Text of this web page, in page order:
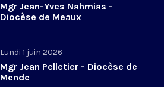
Mgr Jean-Yves Nahmias -
Diocèse de Meaux
Lundi 1 juin 2026
Mgr Jean Pelletier - Diocèse de
Mende